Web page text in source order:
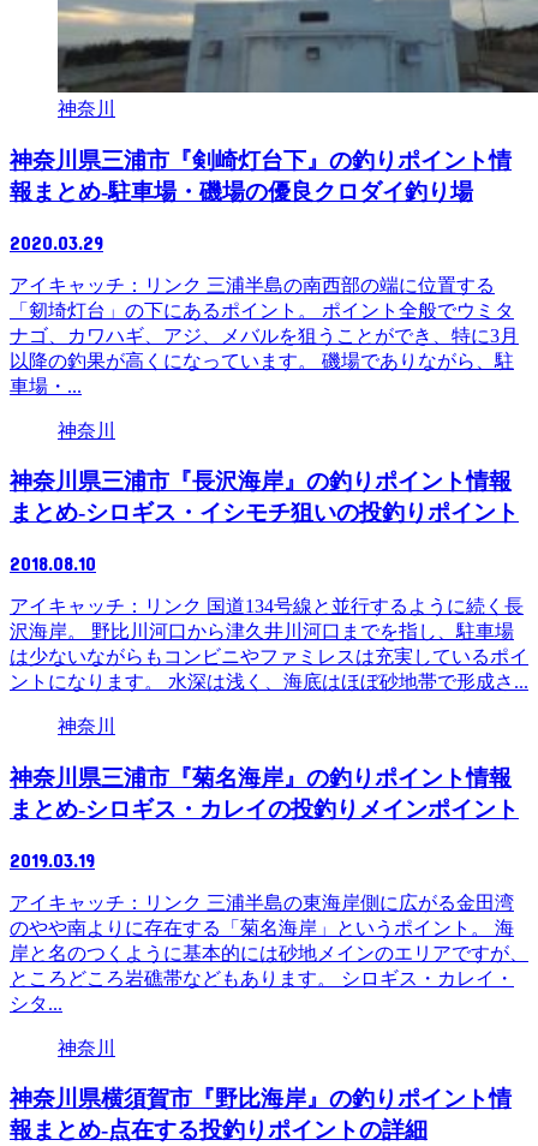
神奈川
神奈川県三浦市『剣崎灯台下』の釣りポイント情
報まとめ-駐車場・磯場の優良クロダイ釣り場
2020.03.29
アイキャッチ：リンク 三浦半島の南西部の端に位置する
「剱埼灯台」の下にあるポイント。 ポイント全般でウミタ
ナゴ、カワハギ、アジ、メバルを狙うことができ、特に3月
以降の釣果が高くになっています。 磯場でありながら、駐
車場・...
神奈川
神奈川県三浦市『長沢海岸』の釣りポイント情報
まとめ-シロギス・イシモチ狙いの投釣りポイント
2018.08.10
アイキャッチ：リンク 国道134号線と並行するように続く長
沢海岸。 野比川河口から津久井川河口までを指し、駐車場
は少ないながらもコンビニやファミレスは充実しているポイ
ントになります。 水深は浅く、海底はほぼ砂地帯で形成さ...
神奈川
神奈川県三浦市『菊名海岸』の釣りポイント情報
まとめ-シロギス・カレイの投釣りメインポイント
2019.03.19
アイキャッチ：リンク 三浦半島の東海岸側に広がる金田湾
のやや南よりに存在する「菊名海岸」というポイント。 海
岸と名のつくように基本的には砂地メインのエリアですが、
ところどころ岩礁帯などもあります。 シロギス・カレイ・
シタ...
神奈川
神奈川県横須賀市『野比海岸』の釣りポイント情
報まとめ-点在する投釣りポイントの詳細